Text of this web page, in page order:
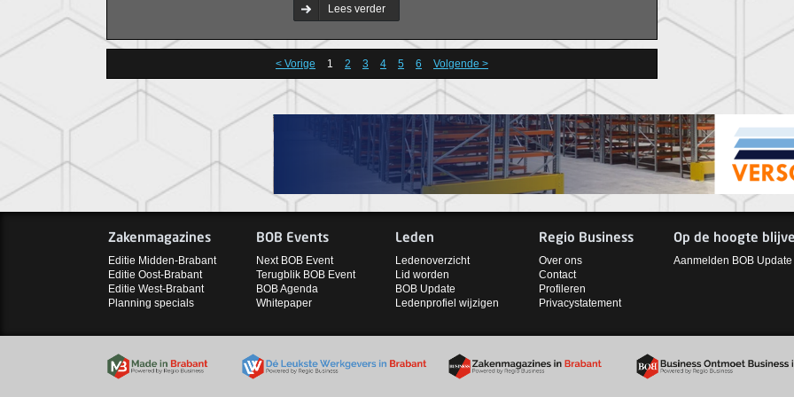
optimaal ondersteunt’, aldus Ewoud van der Sluis,
directievoorzitter van HEVO.
Lees verder
< Vorige 1 2 3 4 5 6 Volgende >
Zakenmagazines
Editie Midden-Brabant
Editie Oost-Brabant
Editie West-Brabant
Planning specials
BOB Events
Next BOB Event
Terugblik BOB Event
BOB Agenda
Whitepaper
Leden
Ledenoverzicht
Lid worden
BOB Update
Ledenprofiel wijzigen
Regio Business
Over ons
Contact
Profileren
Privacystatement
Op de hoogte
Aanmelden BOB Update